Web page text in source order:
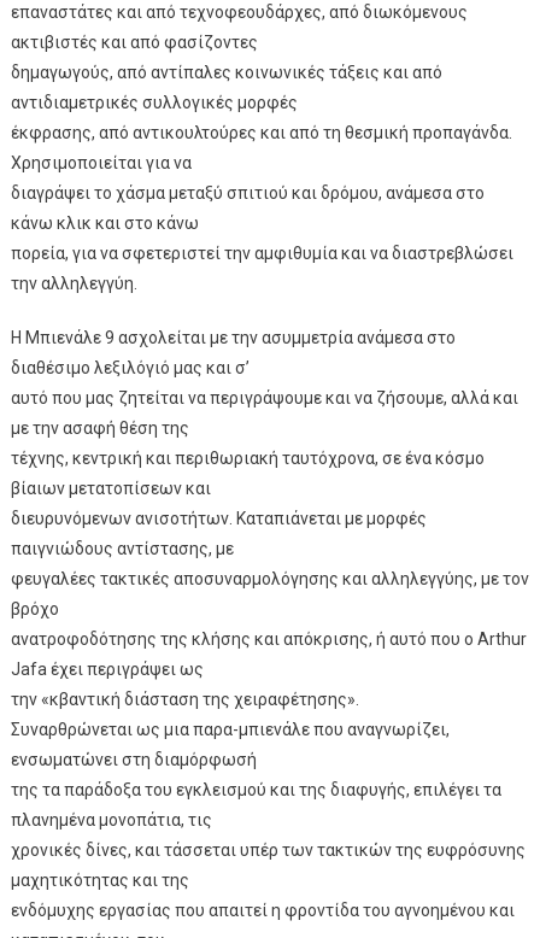
επαναστάτες και από τεχνοφεουδάρχες, από διωκόμενους
ακτιβιστές και από φασίζοντες
δημαγωγούς, από αντίπαλες κοινωνικές τάξεις και από
αντιδιαμετρικές συλλογικές μορφές
έκφρασης, από αντικουλτούρες και από τη θεσμική προπαγάνδα.
Χρησιμοποιείται για να
διαγράψει το χάσμα μεταξύ σπιτιού και δρόμου, ανάμεσα στο
κάνω κλικ και στο κάνω
πορεία, για να σφετεριστεί την αμφιθυμία και να διαστρεβλώσει
την αλληλεγγύη.
Η Μπιενάλε 9 ασχολείται με την ασυμμετρία ανάμεσα στο
διαθέσιμο λεξιλόγιό μας και σ’
αυτό που μας ζητείται να περιγράψουμε και να ζήσουμε, αλλά και
με την ασαφή θέση της
τέχνης, κεντρική και περιθωριακή ταυτόχρονα, σε ένα κόσμο
βίαιων μετατοπίσεων και
διευρυνόμενων ανισοτήτων. Καταπιάνεται με μορφές
παιγνιώδους αντίστασης, με
φευγαλέες τακτικές αποσυναρμολόγησης και αλληλεγγύης, με τον
βρόχο
ανατροφοδότησης της κλήσης και απόκρισης, ή αυτό που ο Arthur
Jafa έχει περιγράψει ως
την «κβαντική διάσταση της χειραφέτησης».
Συναρθρώνεται ως μια παρα-μπιενάλε που αναγνωρίζει,
ενσωματώνει στη διαμόρφωσή
της τα παράδοξα του εγκλεισμού και της διαφυγής, επιλέγει τα
πλανημένα μονοπάτια, τις
χρονικές δίνες, και τάσσεται υπέρ των τακτικών της ευφρόσυνης
μαχητικότητας και της
ενδόμυχης εργασίας που απαιτεί η φροντίδα του αγνοημένου και